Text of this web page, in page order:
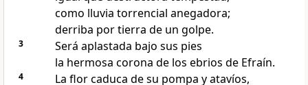
como lluvia torrencial anegadora;
derriba por tierra de un golpe.
3
Será aplastada bajo sus pies
la hermosa corona de los ebrios de Efraín.
4
La flor caduca de su pompa y atavíos,